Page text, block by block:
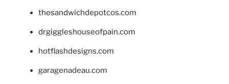
thesandwichdepotcos.com
drgiggleshouseofpain.com
hotflashdesigns.com
garagenadeau.com